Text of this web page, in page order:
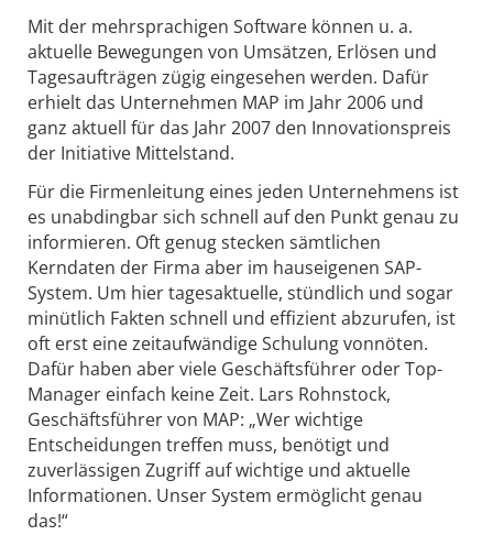
Mit der mehrsprachigen Software können u. a.
aktuelle Bewegungen von Umsätzen, Erlösen und
Tagesaufträgen zügig eingesehen werden. Dafür
erhielt das Unternehmen MAP im Jahr 2006 und
ganz aktuell für das Jahr 2007 den Innovationspreis
der Initiative Mittelstand.
Für die Firmenleitung eines jeden Unternehmens ist
es unabdingbar sich schnell auf den Punkt genau zu
informieren. Oft genug stecken sämtlichen
Kerndaten der Firma aber im hauseigenen SAP-
System. Um hier tagesaktuelle, stündlich und sogar
minütlich Fakten schnell und effizient abzurufen, ist
oft erst eine zeitaufwändige Schulung vonnöten.
Dafür haben aber viele Geschäftsführer oder Top-
Manager einfach keine Zeit. Lars Rohnstock,
Geschäftsführer von MAP: „Wer wichtige
Entscheidungen treffen muss, benötigt und
zuverlässigen Zugriff auf wichtige und aktuelle
Informationen. Unser System ermöglicht genau
das!“